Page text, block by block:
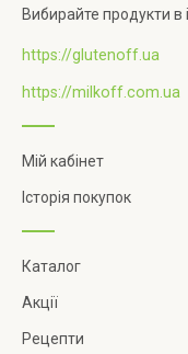
Вибирайте продукти в
https://glutenoff.ua
https://milkoff.com.ua
Мій кабінет
Історія покупок
Каталог
Акції
Рецепти